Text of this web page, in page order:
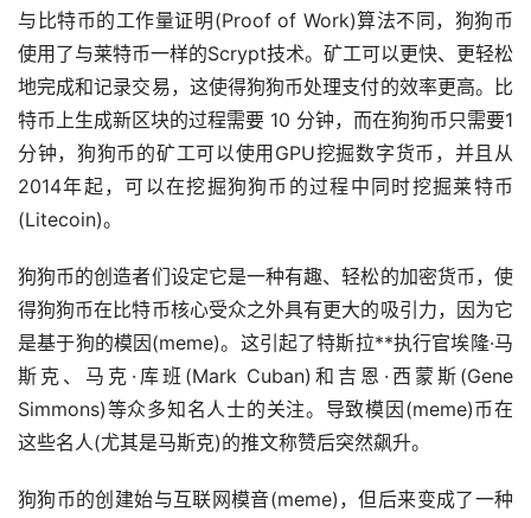
与比特币的工作量证明(Proof of Work)算法不同，狗狗币
使用了与莱特币一样的Scrypt技术。矿工可以更快、更轻松
地完成和记录交易，这使得狗狗币处理支付的效率更高。比
特币上生成新区块的过程需要 10 分钟，而在狗狗币只需要1
分钟，狗狗币的矿工可以使用GPU挖掘数字货币 ，并且从
2014年起，可以在挖掘狗狗币的过程中同时挖掘莱特币
(Litecoin)。
狗狗币的创造者们设定它是一种有趣、轻松的加密货币，使
得狗狗币在比特币核心受众之外具有更大的吸引力，因为它
是基于狗的模因(meme)。这引起了特斯拉**执行官埃隆·马
斯克 、马克·库班(Mark Cuban)和吉恩·西蒙斯(Gene
Simmons)等众多知名人士的关注。导致模因(meme)币在
这些名人(尤其是马斯克)的推文称赞后突然飙升。
狗狗币的创建始与互联网模音(meme)，但后来变成了一种